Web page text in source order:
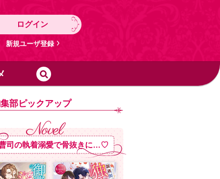
ログイン
新規ユーザ登録
部ピックアップ
司の執着溺愛で骨抜きに…♡